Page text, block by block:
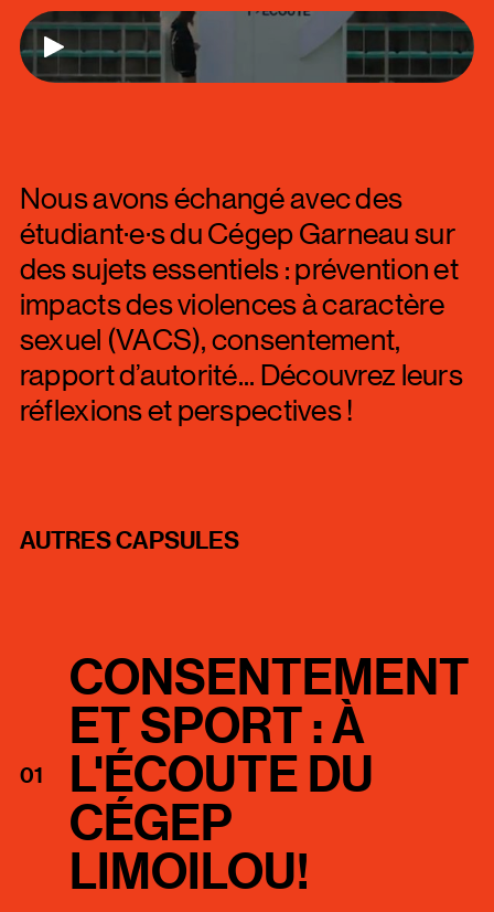
Jouer
Nous avons échangé avec des
étudiant·e·s du Cégep Garneau sur
des sujets essentiels : prévention et
impacts des violences à caractère
sexuel (VACS), consentement,
rapport d’autorité... Découvrez leurs
réflexions et perspectives !
AUTRES CAPSULES
01
CONSENTEMENT
ET SPORT : À
L'ÉCOUTE DU
CÉGEP
LIMOILOU!